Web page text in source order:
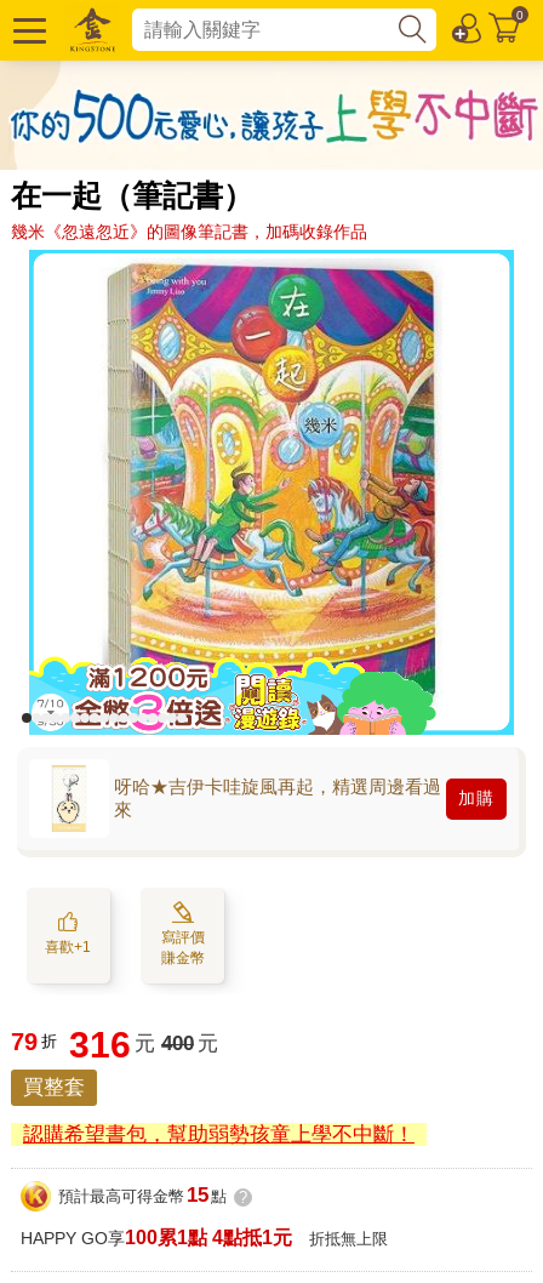
0
在一起（筆記書）
幾米《忽遠忽近》的圖像筆記書，加碼收錄作品
呀哈★吉伊卡哇旋風再起，精選周邊看過
來
加購
喜歡+1
寫評價
賺金幣
79 折 316 元 400 元
買整套
認購希望書包，幫助弱勢孩童上學不中斷！
預計最高可得金幣 15點 ?
HAPPY GO享100累1點 4點抵1元 折抵無上限